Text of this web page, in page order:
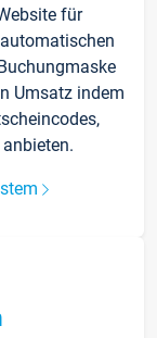
für
Umsatz indem